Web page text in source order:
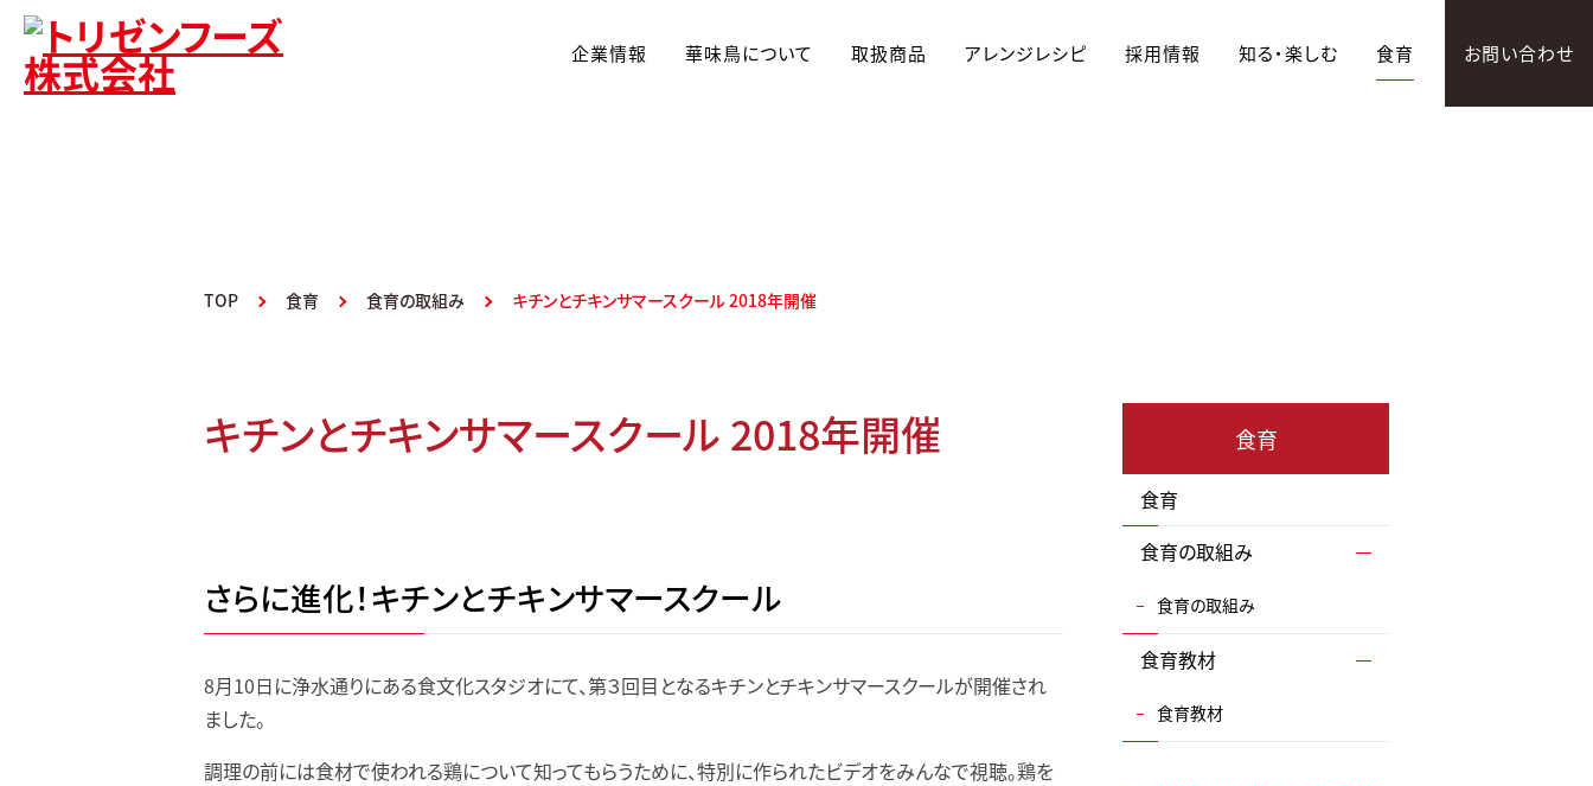
企業情報 華味鳥について 取扱商品 アレンジレシピ 採用情報 知る・楽しむ 食育 お問い合わせ
TOP 食育 食育の取組み キチンとチキンサマースクール 2018年開催
キチンとチキンサマースクール 2018年開催
さらに進化！キチンとチキンサマースクール
8月10日に浄水通りにある食文化スタジオにて、第３回目となるキチンとチキンサマースクールが開催され
ました。
調理の前には食材で使われる鶏について知ってもらうために、特別に作られたビデオをみんなで視聴。鶏を
食育
食育
食育の取組み
食育の取組み
食育教材
食育教材